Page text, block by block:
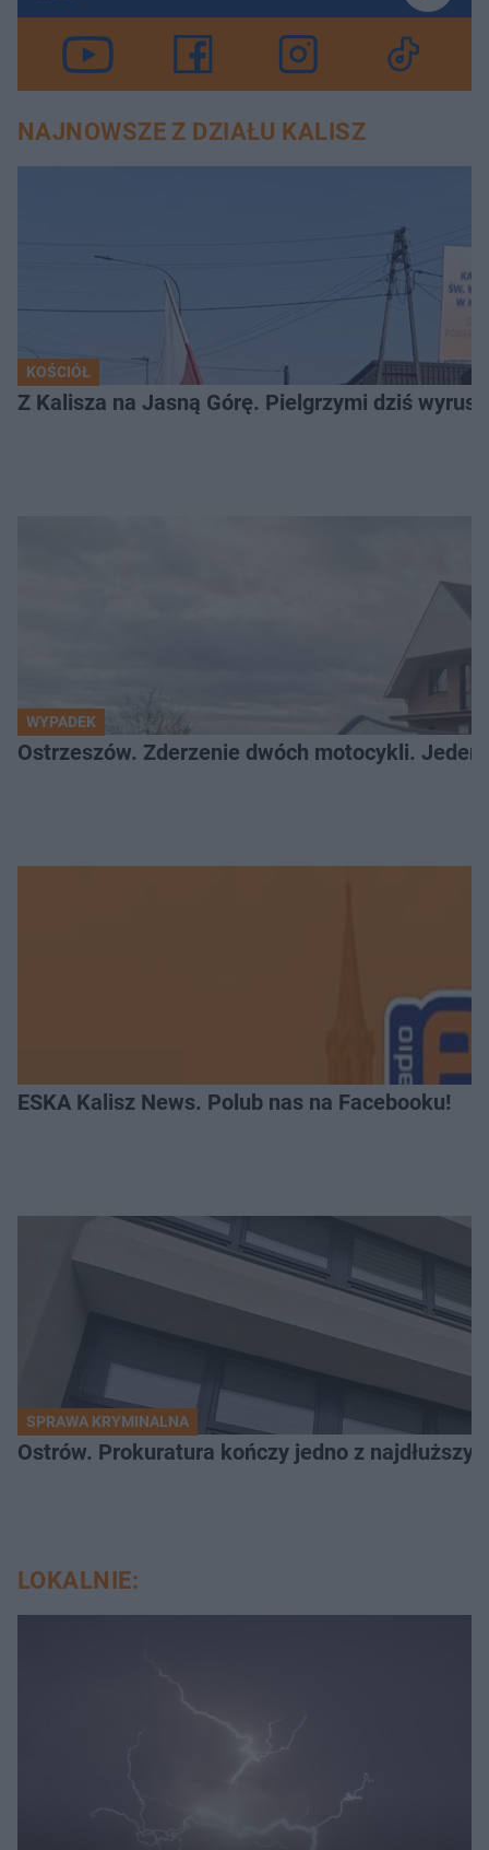
NAJNOWSZE Z DZIAŁU KALISZ
KOŚCIÓŁ
Z Kalisza na Jasną Górę. Pielgrzymi dziś
WYPADEK
Ostrzeszów. Zderzenie dwóch motocykli.
ESKA Kalisz News. Polub nas na Facebooku!
SPRAWA KRYMINALNA
Ostrów. Prokuratura kończy jedno z
LOKALNIE: